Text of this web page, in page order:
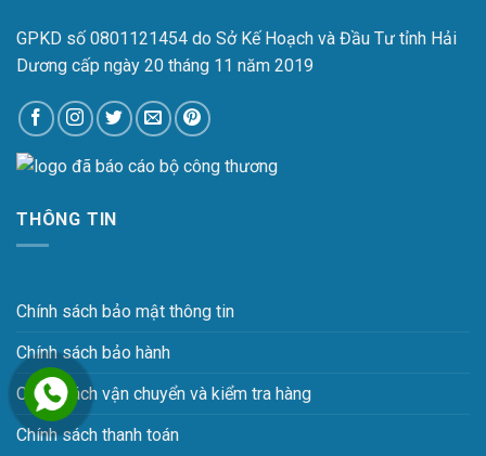
GPKD số 0801121454 do Sở Kế Hoạch và Đầu Tư tỉnh Hải
Dương cấp ngày 20 tháng 11 năm 2019
THÔNG TIN
Chính sách bảo mật thông tin
Chính sách bảo hành
Chính sách vận chuyển và kiểm tra hàng
Chính sách thanh toán